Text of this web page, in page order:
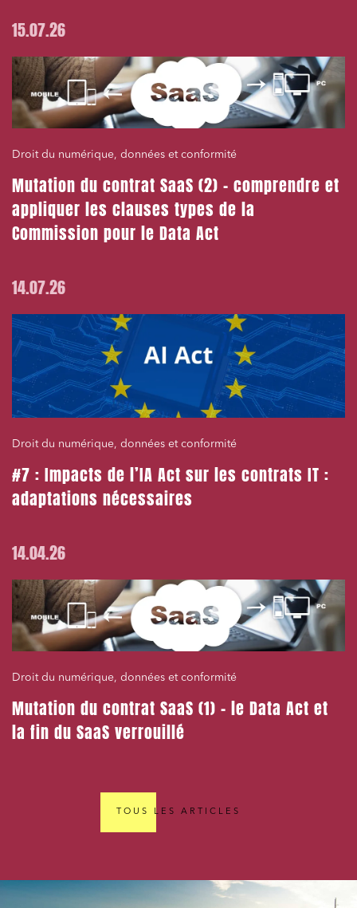
15.07.26
Droit du numérique, données et conformité
Mutation du contrat SaaS (2) – comprendre et
appliquer les clauses types de la
Commission pour le Data Act
14.07.26
Droit du numérique, données et conformité
#7 : Impacts de l’IA Act sur les contrats IT :
adaptations nécessaires
14.04.26
Droit du numérique, données et conformité
Mutation du contrat SaaS (1) – le Data Act et
la fin du SaaS verrouillé
TOUS LES ARTICLES